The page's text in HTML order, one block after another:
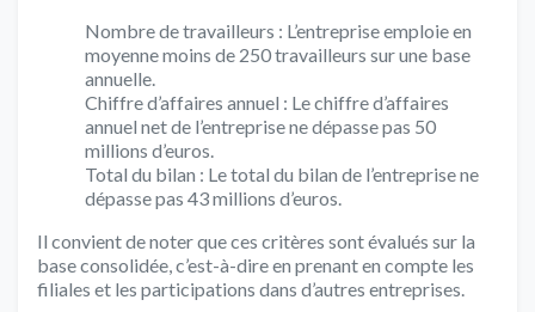
Nombre de travailleurs : L’entreprise emploie en
moyenne moins de 250 travailleurs sur une base
annuelle.
Chiffre d’affaires annuel : Le chiffre d’affaires
annuel net de l’entreprise ne dépasse pas 50
millions d’euros.
Total du bilan : Le total du bilan de l’entreprise ne
dépasse pas 43 millions d’euros.
Il convient de noter que ces critères sont évalués sur la
base consolidée, c’est-à-dire en prenant en compte les
filiales et les participations dans d’autres entreprises.